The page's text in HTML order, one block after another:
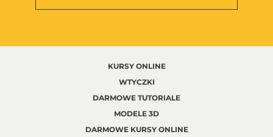
KURSY ONLINE
WTYCZKI
DARMOWE TUTORIALE
MODELE 3D
DARMOWE KURSY ONLINE